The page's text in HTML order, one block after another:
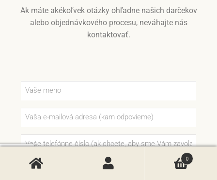
Ak máte akékoľvek otázky ohľadne našich darčekov
alebo objednávkového procesu, neváhajte nás
kontaktovať.
0